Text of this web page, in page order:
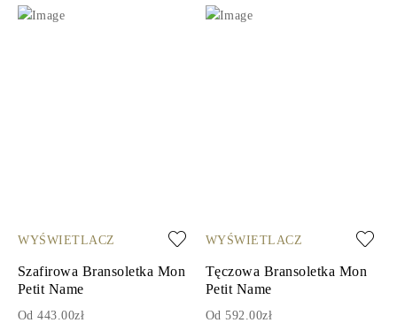
WYŚWIETLACZ
Szafirowa Bransoletka Mon
Petit Name
Od 443.00zł
WYŚWIETLACZ
Tęczowa Bransoletka Mon
Petit Name
Od 592.00zł